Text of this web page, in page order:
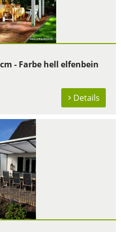
- Farbe hell elfenbein
Details